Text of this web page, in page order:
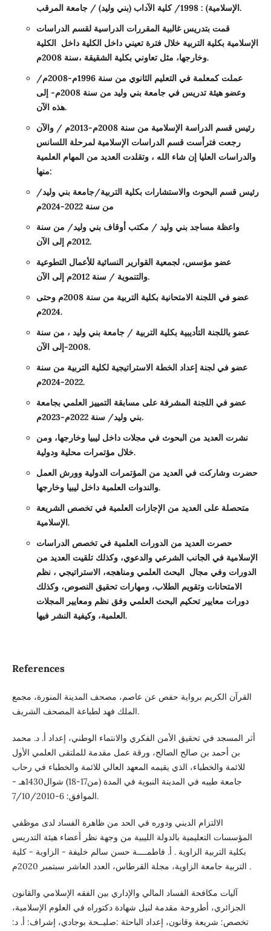
الإسلامية) : 1998/ كلية الآداب (بني وليد) / جامعة المرقب.
قمت بتدريس غالبية المقررات الدراسية لقسم الدراسات
الإسلامية بكلية التربية خلال فترة تعيني داخل الكلية داخل الكلية
وخارجها، مثل تعاوني بكلية الشقيقة ،سنة 2008م.
عملت كمعلمة في التعليم الثانوي من سنة 1996م-2008م/
وعضو هيئة تدريس في جامعة بني وليد من سنة 2008م- إلى
هذه الآن.
رئيس قسم الدراسة الإسلامية من سنة 2008م-2013م / والآن
رجعت فترأست قسم الدراسات الإسلامية لمرحلة اللسانس
والدراسات العليا إن شاء الله ، وتقلدت العديد من المهام العلمية
منها:
رئيس قسم البحوث والاستشارات بكلية التربية/جامعة بني وليد/
من سنة 2022-2024م
واعظة مساجد بني وليد / مكتب أوقاف بني وليد/ من سنة
2012م إلى الآن.
عضو مؤسس، لجمعية القوارير النسائية للأعمال التطوعية
والتنموية / سنة 2012م إلى الآن.
عضو في اللجنة الامتحانية بكلية التربية من سنة 2008م وحتى
2024م.
عضو باللجنة التأديبية بكلية التربية / جامعة بني وليد ، من سنة
2008-إلى الآن.
عضو في لجنة إعداد الخطة الاستراتيجية لكلية التربية من سنة
2022-2024م.
عضو في اللجنة المشرفة على مسابقة التمييز العلمي بجامعة
بني وليد/ سنة 2022م-2023م.
نشرت العديد من البحوث في مجلات داخل ليبيا وخارجها، ومن
خلال مؤتمرات محلية ودولية.
حضرت وشاركت في العديد من المؤتمرات الدولية وورش العمل
والندوات العلمية داخل ليبيا وخارجها.
متحصلة على العديد من الإجازات العلمية في تخصص الشريعة
الإسلامية.
حصرت العديد من الدورات العلمية في تخصص الدراسات
الإسلامية في الجانب الشرعي والدعوي، وكذلك تلقيت العديد من
الدورات وفي مجال البحث العلمي ومناهجه، الاستراتيجي ، نظم
الامتحانات وتقويم الطلاب، ومهارات تحقيق النصوص، وكذلك
دورات معايير تحكيم البحث العلمي وفق نظم ومعايير المجلات
العلمية، وكيفية النشر فيها.
References
القرآن الكريم برواية حفص عن عاصم، مصحف المدينة المنورة، مجمع
الملك فهد لطباعة المصحف الشريف.
أثر المسجد في تحقيق الأمن الفكري والانتماء الوطني، إعداد أ. د. محمد
بن أحمد بن صالح الصالح، ورقة عمل مقدمة للملتقى العلمي الأول
للائمة والخطباء، الذي يقيمه المعهد العالي للائمة والخطباء في رحاب
جامعة طيبه في المدينة النبوية في المدة (من17-18) شوال1430هـ -
الموافق: 6-7/10/2010.
الالتزام الديني ودوره في الحد من ظاهرة الفساد لدى موظفي
المؤسسات التعليمية بالدولة الليبية من وجهة نظر أعضاء هيئة التدريس
بكلية التربية الزاوية . أ. فاطمــــة حسن سالم خليفة - الزاوية - كلية
التربية جامعة الزاوية، مجلة القرطاس، العدد العاشر سبتمبر 2020م .
آلیات مكافحة الفساد المالي والإداري بین الفقه الإسلامي والقانون
الجزائري، أطروحة مقدمة لنیل شهادة دكتوراه في العلوم الإسلامیة،
تخصص: شریعة وقانون، إعداد الباحثة :صلیــحة بوجادي، إشراف: أ. د: